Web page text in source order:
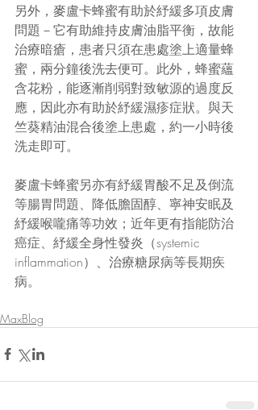
另外，麥盧卡蜂蜜有助於紓緩多項皮膚
問題－它有助維持皮膚油脂平衡，故能
治療暗瘡，患者只須在患處塗上適量蜂
蜜，兩分鐘後洗去便可。此外，蜂蜜蘊
含花粉，能逐漸削弱對致敏源的過度反
應，因此亦有助於紓緩濕疹症狀。與天
竺葵精油混合後塗上患處，約一小時後
洗走即可。
麥盧卡蜂蜜另亦有紓緩胃酸不足及倒流
等腸胃問題、降低膽固醇、寧神安眠及
紓緩喉嚨痛等功效；近年更有指能防治
癌症、紓緩全身性發炎（systemic
inflammation）、治療糖尿病等長期疾
病。
MaxBlog